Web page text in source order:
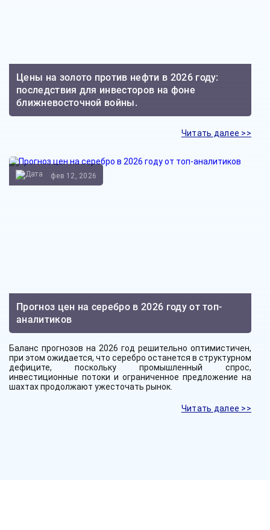
Цены на золото против нефти в 2026 году:
последствия для инвесторов на фоне
ближневосточной войны.
Читать далее >>
Прогноз цен на серебро в 2026 году от топ-
аналитиков
фев 12, 2026
Баланс прогнозов на 2026 год решительно оптимистичен,
при этом ожидается, что серебро останется в структурном
дефиците, поскольку промышленный спрос,
инвестиционные потоки и ограниченное предложение на
шахтах продолжают ужесточать рынок.
Читать далее >>